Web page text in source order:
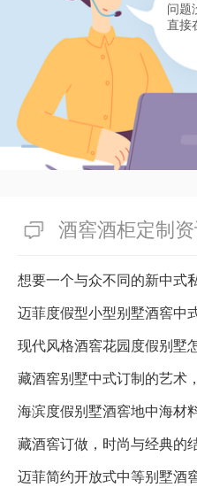
176****6135
对于“重庆
定做？”的
——迈菲酒
报价很关
湿酒窖的公
定做私人定
美无瑕的回
有帮助(363) 分
问题
直接
酒窖酒柜定制
想要一个与众不同的新中式
迈菲度假型小型别墅酒窖中
藏酒窖别墅中式订制的艺术
海滨度假别墅酒窖地中海材
藏酒窖订做，时尚与经典的
迈菲简约开放式中等别墅酒